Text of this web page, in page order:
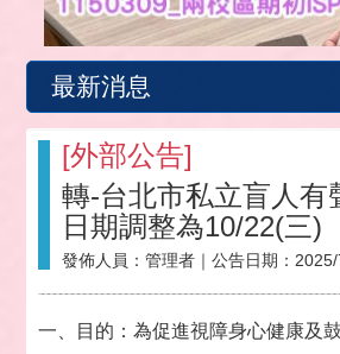
最新消息
[外部公告]
轉-台北市私立盲人有
日期調整為10/22(三)
發佈人員： 管理者 ｜公告日期：
一、目的：為促進視障身心健康及